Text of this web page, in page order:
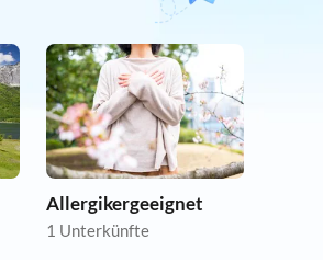
Allergikergeeignet
1 Unterkünfte